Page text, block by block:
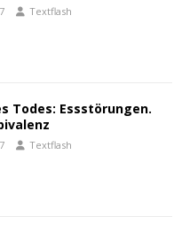
Textflash
Todes: Essstörungen.
Textflash